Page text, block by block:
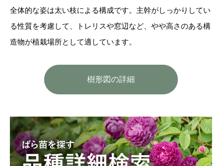
全体的な姿は太い枝による構成です。主幹がしっかりしてい
る性質を考慮して、トレリスや窓辺など、やや高さのある構
造物が植栽場所として適しています。
樹形図の詳細